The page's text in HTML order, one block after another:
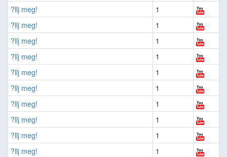
?llj meg!
1
?llj meg!
1
?llj meg!
1
?llj meg!
1
?llj meg!
1
?llj meg!
1
?llj meg!
1
?llj meg!
1
?llj meg!
1
?llj meg!
1